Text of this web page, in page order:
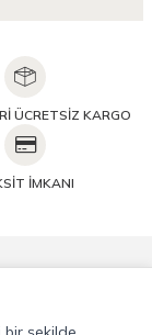
ÜCRETSİZ KARGO
İMKANI